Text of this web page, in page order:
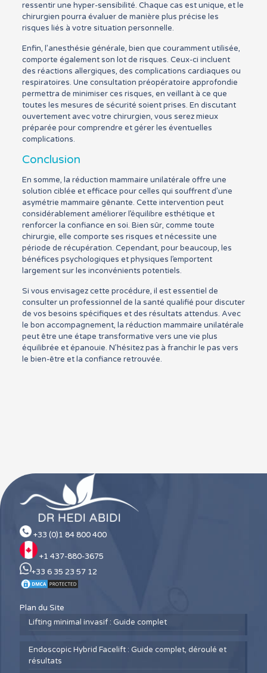
ressentir une hyper-sensibilité. Chaque cas est unique, et le
chirurgien pourra évaluer de manière plus précise les
risques liés à votre situation personnelle.
Enfin, l’anesthésie générale, bien que couramment utilisée,
comporte également son lot de risques. Ceux-ci incluent
des réactions allergiques, des complications cardiaques ou
respiratoires. Une consultation préopératoire approfondie
permettra de minimiser ces risques, en veillant à ce que
toutes les mesures de sécurité soient prises. En discutant
ouvertement avec votre chirurgien, vous serez mieux
préparée pour comprendre et gérer les éventuelles
complications.
Conclusion
En somme, la réduction mammaire unilatérale offre une
solution ciblée et efficace pour celles qui souffrent d’une
asymétrie mammaire gênante. Cette intervention peut
considérablement améliorer l’équilibre esthétique et
renforcer la confiance en soi. Bien sûr, comme toute
chirurgie, elle comporte ses risques et nécessite une
période de récupération. Cependant, pour beaucoup, les
bénéfices psychologiques et physiques l’emportent
largement sur les inconvénients potentiels.
Si vous envisagez cette procédure, il est essentiel de
consulter un professionnel de la santé qualifié pour discuter
de vos besoins spécifiques et des résultats attendus. Avec
le bon accompagnement, la réduction mammaire unilatérale
peut être une étape transformative vers une vie plus
équilibrée et épanouie. N’hésitez pas à franchir le pas vers
le bien-être et la confiance retrouvée.
+33 (0)1 84 800 400
+1 437-880-3675
+33 6 35 23 57 12
Plan du Site
Lifting minimal invasif : Guide complet
Endoscopic Hybrid Facelift : Guide complet, déroulé et
résultats